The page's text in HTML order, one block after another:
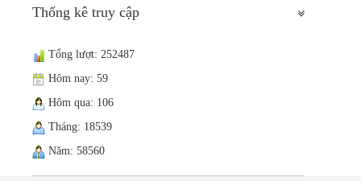
Thống kê truy cập
Tổng lượt: 252487
Hôm nay: 59
Hôm qua: 106
Tháng: 18539
Năm: 58560